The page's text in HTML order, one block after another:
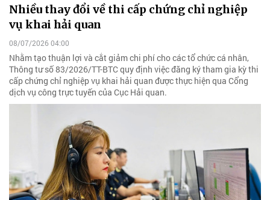
Nhiều thay đổi về thi cấp chứng chỉ nghiệp
vụ khai hải quan
08/07/2026 04:00
Nhằm tạo thuận lợi và cắt giảm chi phí cho các tổ chức cá nhân,
Thông tư số 83/2026/TT-BTC quy định việc đăng ký tham gia kỳ thi
cấp chứng chỉ nghiệp vụ khai hải quan được thực hiện qua Cổng
dịch vụ công trực tuyến của Cục Hải quan.